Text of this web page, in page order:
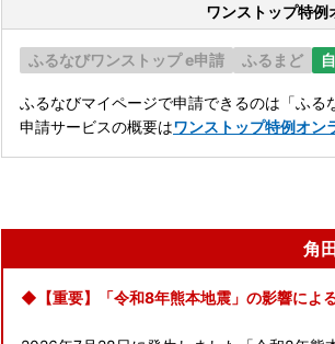
ワンストップ特例
ふるなびワンストップ e申請 ふるまど
ふるなびマイページで申請できるのは「ふる
申請サービスの概要はワンストップ特例オン
角
◆【重要】「令和8年熊本地震」の影響によ